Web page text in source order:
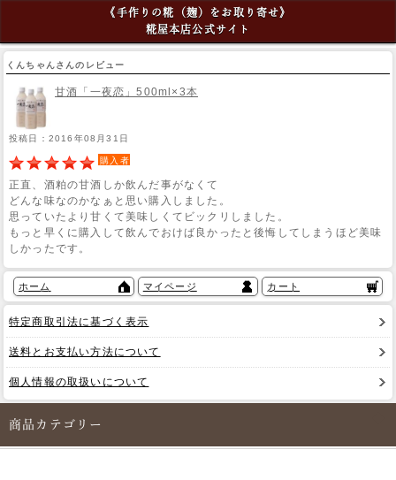
《手作りの糀（麹）をお取り寄せ》
糀屋本店公式サイト
くんちゃんさんのレビュー
甘酒「一夜恋」500ml×3本
投稿日：2016年08月31日
購入者
正直、酒粕の甘酒しか飲んだ事がなくて
どんな味なのかなぁと思い購入しました。
思っていたより甘くて美味しくてビックリしました。
もっと早くに購入して飲んでおけば良かったと後悔してしまうほど美味
しかったです。
ホーム マイページ カート
特定商取引法に基づく表示
送料とお支払い方法について
個人情報の取扱いについて
商品カテゴリー